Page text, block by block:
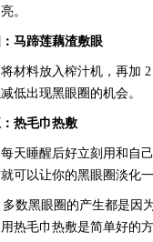
。
马蹄莲藕渣敷眼
料放入榨汁机，再加 2
低出现黑眼圈的机会。
热毛巾热敷
睡醒后好立刻用和自己
可以让你的黑眼圈淡化一
黑眼圈的产生都是因为
热毛巾热敷是简单好的方